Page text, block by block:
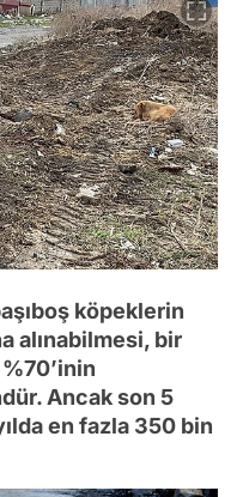
köpeklerin
alınabilmesi, bir
Ancak son 5
en fazla 350 bin